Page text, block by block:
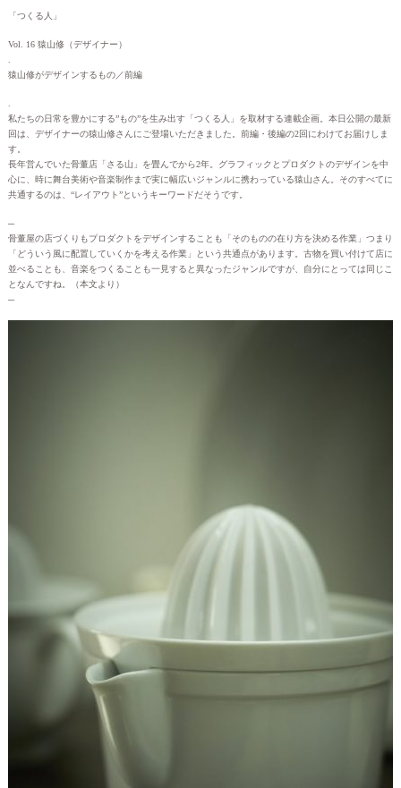
「つくる人」
Vol. 16 猿山修（デザイナー）
猿山修がデザインするもの／前編
私たちの日常を豊かにする”もの”を生み出す「つくる人」を取材する連載企画。本日公開の最新
回は、デザイナーの猿山修さんにご登場いただきました。前編・後編の2回にわけてお届けしま
す。
長年営んでいた骨董店「さる山」を畳んでから2年。グラフィックとプロダクトのデザインを中
心に、時に舞台美術や音楽制作まで実に幅広いジャンルに携わっている猿山さん。そのすべてに
共通するのは、“レイアウト”というキーワードだそうです。
─
骨董屋の店づくりもプロダクトをデザインすることも「そのものの在り方を決める作業」つまり
「どういう風に配置していくかを考える作業」という共通点があります。古物を買い付けて店に
並べることも、音楽をつくることも一見すると異なったジャンルですが、自分にとっては同じこ
となんですね。（本文より）
─